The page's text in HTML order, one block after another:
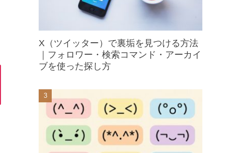
X（ツイッター）で裏垢を見つける方法
｜フォロワー・検索コマンド・アーカイ
ブを使った探し方